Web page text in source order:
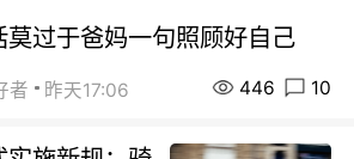
莫过于爸妈一句照顾好自己
者 昨天17:06 446 10